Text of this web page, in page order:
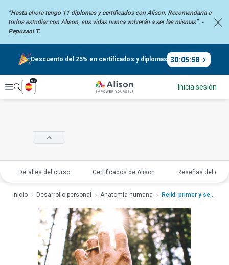
“Hasta ahora tengo 11 diplomas y certificados con Alison. Recomendaría a
todos estudiar con Alison, sus vidas nunca volverán a ser las mismas”. -
Pepuzani T.
Descuento del 25% en certificados y diplomas 30:05:58
Explorar
es
Inicia sesión
Detalles del curso Certificados de Alison Reseñas del
Inicio Desarrollo personal Anatomía humana Reiki: primer y segu...